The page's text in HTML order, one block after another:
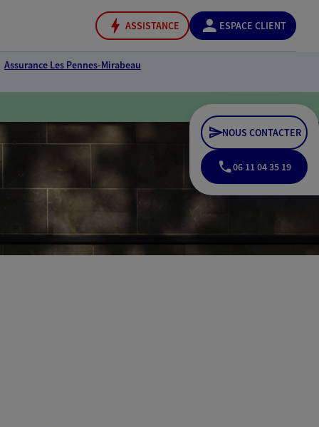
ASSISTANCE ESPACE CLIENT
Assurance Les Pennes-Mirabeau
NOUS CONTACTER
06 11 04 35 19